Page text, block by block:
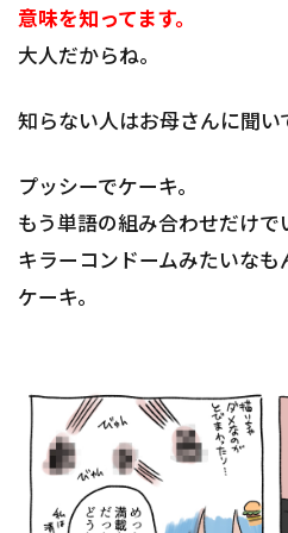
意味を知ってます。
大人だからね。
知らない人はお母さんに聞い
プッシーでケーキ。
もう単語の組み合わせだけで
キラーコンドームみたいな
ケーキ。